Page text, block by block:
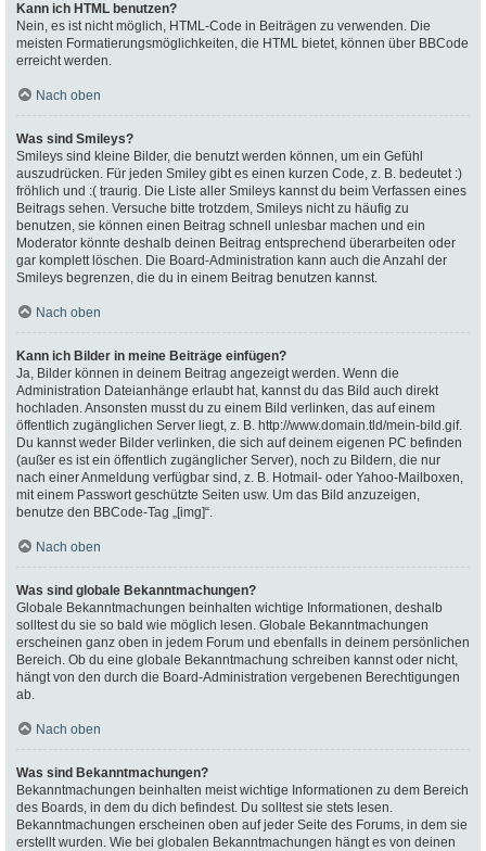
Kann ich HTML benutzen?
Nein, es ist nicht möglich, HTML-Code in Beiträgen zu verwenden. Die
meisten Formatierungsmöglichkeiten, die HTML bietet, können über BBCode
erreicht werden.
Nach oben
Was sind Smileys?
Smileys sind kleine Bilder, die benutzt werden können, um ein Gefühl
auszudrücken. Für jeden Smiley gibt es einen kurzen Code, z. B. bedeutet :)
fröhlich und :( traurig. Die Liste aller Smileys kannst du beim Verfassen eines
Beitrags sehen. Versuche bitte trotzdem, Smileys nicht zu häufig zu
benutzen, sie können einen Beitrag schnell unlesbar machen und ein
Moderator könnte deshalb deinen Beitrag entsprechend überarbeiten oder
gar komplett löschen. Die Board-Administration kann auch die Anzahl der
Smileys begrenzen, die du in einem Beitrag benutzen kannst.
Nach oben
Kann ich Bilder in meine Beiträge einfügen?
Ja, Bilder können in deinem Beitrag angezeigt werden. Wenn die
Administration Dateianhänge erlaubt hat, kannst du das Bild auch direkt
hochladen. Ansonsten musst du zu einem Bild verlinken, das auf einem
öffentlich zugänglichen Server liegt, z. B. http://www.domain.tld/mein-bild.gif.
Du kannst weder Bilder verlinken, die sich auf deinem eigenen PC befinden
(außer es ist ein öffentlich zugänglicher Server), noch zu Bildern, die nur
nach einer Anmeldung verfügbar sind, z. B. Hotmail- oder Yahoo-Mailboxen,
mit einem Passwort geschützte Seiten usw. Um das Bild anzuzeigen,
benutze den BBCode-Tag „[img]“.
Nach oben
Was sind globale Bekanntmachungen?
Globale Bekanntmachungen beinhalten wichtige Informationen, deshalb
solltest du sie so bald wie möglich lesen. Globale Bekanntmachungen
erscheinen ganz oben in jedem Forum und ebenfalls in deinem persönlichen
Bereich. Ob du eine globale Bekanntmachung schreiben kannst oder nicht,
hängt von den durch die Board-Administration vergebenen Berechtigungen
ab.
Nach oben
Was sind Bekanntmachungen?
Bekanntmachungen beinhalten meist wichtige Informationen zu dem Bereich
des Boards, in dem du dich befindest. Du solltest sie stets lesen.
Bekanntmachungen erscheinen oben auf jeder Seite des Forums, in dem sie
erstellt wurden. Wie bei globalen Bekanntmachungen hängt es von deinen